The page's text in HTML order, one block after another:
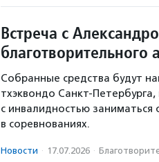
Встреча с
благотворительного
Собранные средства будут
тхэквондо Санкт-
с инвалидностью заниматься
в соревнованиях.
Новости · 17.07.2026 ·